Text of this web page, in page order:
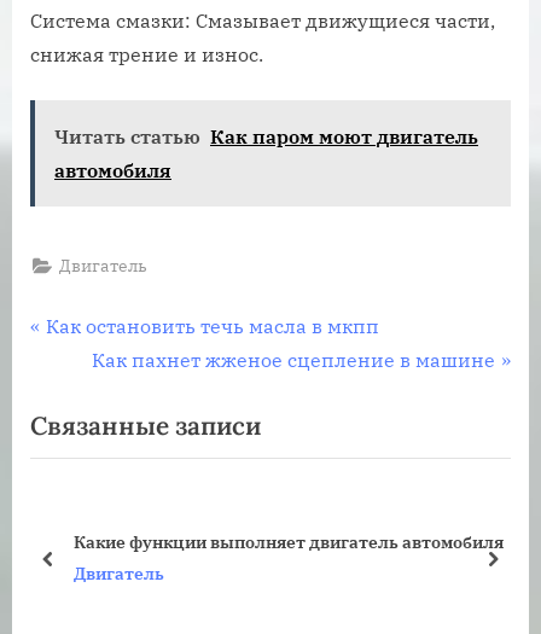
Система смазки: Смазывает движущиеся части,
снижая трение и износ.
Читать статью Как паром моют двигатель
автомобиля
Двигатель
Навигация
записям
П
д
ы
щ
Как остановить течь масла в мкпп
С
е
д
Как пахнет жженое сцепление в машине
Связанные записи
Какие функции выполняет двигатель автомобиля
Двигатель
пред